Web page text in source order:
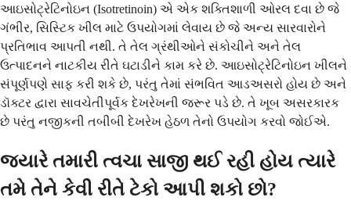
આઇસોટ્રેટિનોઇન (Isotretinoin) એ એક શક્તિશાળી ઓરલ દવા છે જે
ગંભીર, સિસ્ટિક ખીલ માટે ઉપયોગમાં લેવાય છે જે અન્ય સારવારોને
પ્રતિભાવ આપતી નથી. તે તેલ ગ્રંથીઓને સંકોચીને અને તેલ
ઉત્પાદનને નાટકીય રીતે ઘટાડીને કામ કરે છે. આઇસોટ્રેટિનોઇન ખીલને
સંપૂર્ણપણે સાફ કરી શકે છે, પરંતુ તેમાં સંભવિત આડઅસરો હોય છે અને
ડૉક્ટર દ્વારા સાવચેતીપૂર્વક દેખરેખની જરૂર પડે છે. તે ખૂબ અસરકારક
છે પરંતુ નજીકની તબીબી દેખરેખ હેઠળ તેનો ઉપયોગ કરવો જોઈએ.
જ્યારે તમારી ત્વચા સાજી થઈ રહી હોય ત્યારે
તમે તેને કેવી રીતે ટેકો આપી શકો છો?